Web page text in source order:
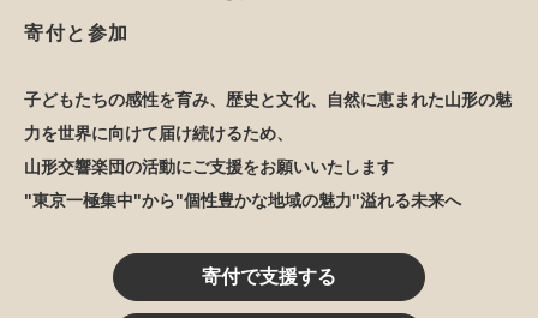
寄付と参加
子どもたちの感性を育み、歴史と文化、自然に恵まれた山形の魅
力を世界に向けて届け続けるため、
山形交響楽団の活動にご支援をお願いいたします
"東京一極集中"から"個性豊かな地域の魅力"溢れる未来へ
寄付で支援する